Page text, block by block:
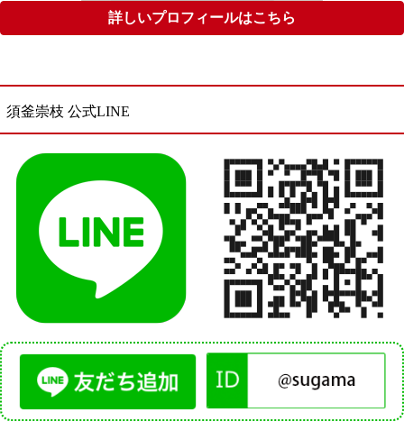
詳しいプロフィールはこちら
須釜崇枝 公式LINE